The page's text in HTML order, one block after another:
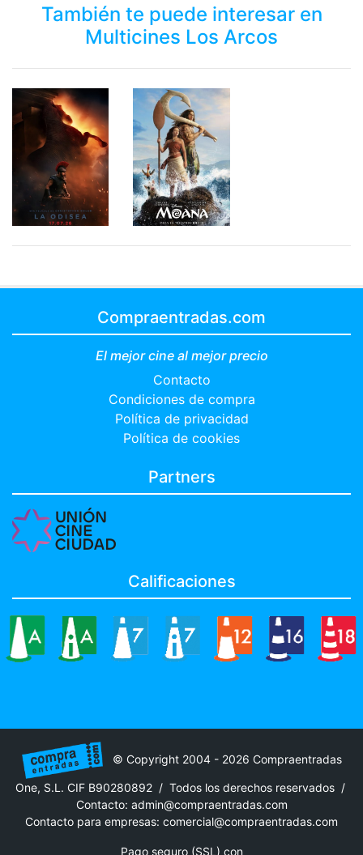
También te puede interesar en
Multicines Los Arcos
Compraentradas.com
El mejor cine al mejor precio
Contacto
Condiciones de compra
Política de privacidad
Política de cookies
Partners
Calificaciones
© Copyright 2004 - 2026 Compraentradas
One, S.L. CIF B90280892 / Todos los derechos reservados /
Contacto: admin@compraentradas.com
Contacto para empresas: comercial@compraentradas.com
Pago seguro (SSL) con